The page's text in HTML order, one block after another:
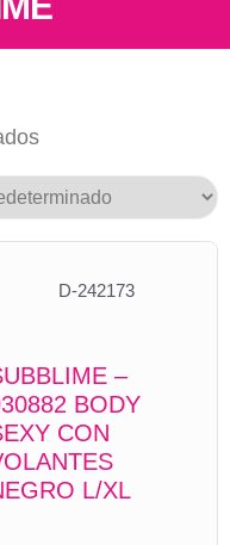
D-242173
–
BODY
CON
L/XL